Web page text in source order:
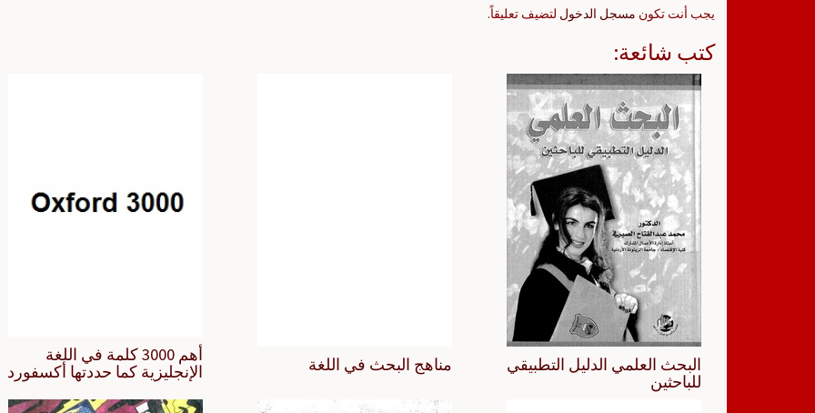
يجب أنت تكون مسجل الدخول لتضيف تعليقاً.
كتب شائعة:
أهم 3000 كلمة في اللغة
الإنجليزية كما حددتها أكسفورد
مناهج البحث في اللغة
البحث العلمي الدليل التطبيقي
للباحثين